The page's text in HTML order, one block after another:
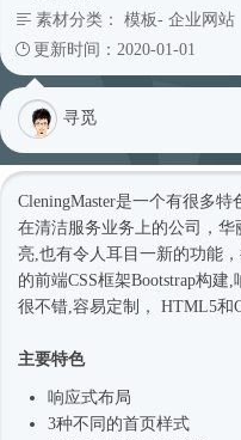
素材分类： 模板- 企业网站
更新时间：2020-01-01
寻觅
CleningMaster是一个有很多特
在清洁服务业务上的公司，华
亮,也有令人耳目一新的功能
的前端CSS框架Bootstrap构建,
很不错,容易定制， HTML5和
主要特色
响应式布局
3种不同的首页样式